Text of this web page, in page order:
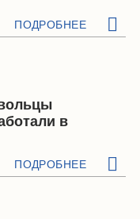
ПОДРОБНЕЕ
в
ПОДРОБНЕЕ